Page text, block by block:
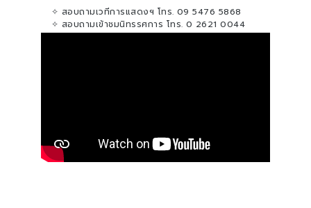
✧ สอบถามเวทีการแสดงฯ โทร. 09 5476 5868
✧ สอบถามเข้าชมนิทรรศการ โทร. 0 2621 0044